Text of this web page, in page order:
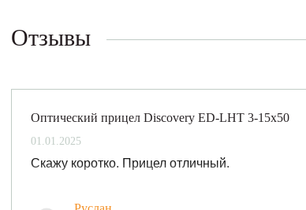
Отзывы
Оптический прицел Discovery ED-LHT 3-15x50
01.01.2025
Скажу коротко. Прицел отличный.